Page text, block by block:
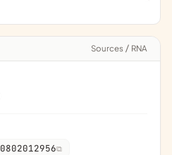
Sources / RNA
0802012956